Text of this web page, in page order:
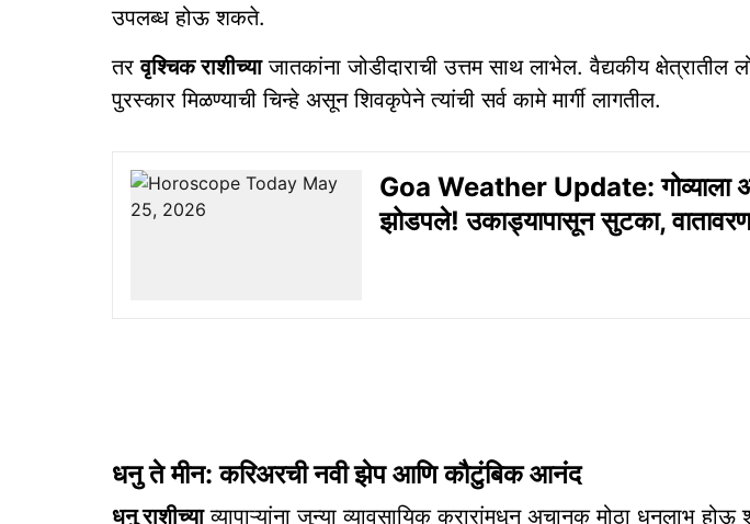
उपलब्ध होऊ शकते.
तरवृश्चिक राशीच्याजातकांना जोडीदाराची उत्तम साथ लाभेल. वैद्यकीय क्षेत्रातील
पुरस्कार मिळण्याची चिन्हे असून शिवकृपेने त्यांची सर्व कामे मार्गी लागतील.
Goa Weather Update: गोव्याला
झोडपले! उकाड्यापासून सुटका,
धनु ते मीन: करिअरची नवी झेप आणि कौटुंबिक आनंद
धनु राशीच्याव्यापाऱ्यांना जुन्या व्यावसायिक करारांमधून अचानक मोठा धनलाभ होऊ